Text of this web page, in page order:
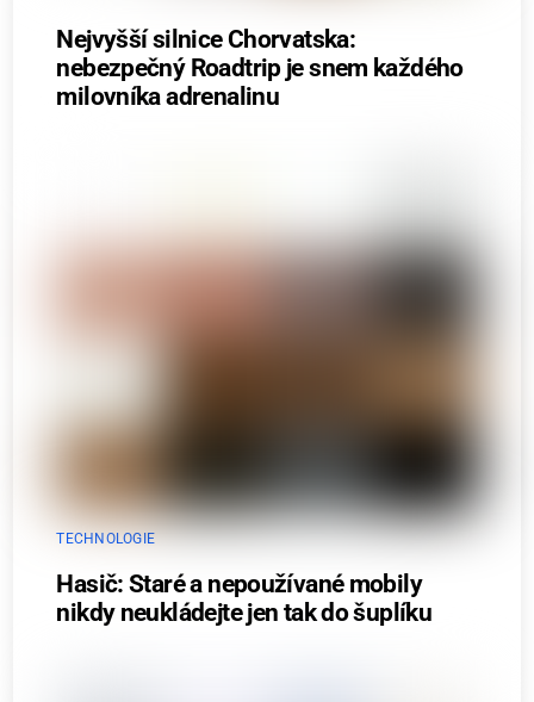
Nejvyšší silnice Chorvatska:
nebezpečný Roadtrip je snem každého
milovníka adrenalinu
TECHNOLOGIE
Hasič: Staré a nepoužívané mobily
nikdy neukládejte jen tak do šuplíku